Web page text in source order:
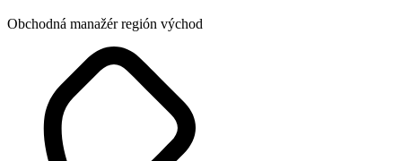
Obchodná manažér región východ